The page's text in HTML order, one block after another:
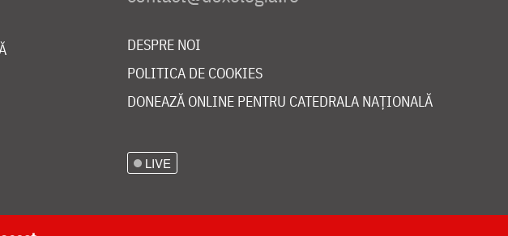
DESPRE NOI
POLITICA DE COOKIES
DONEAZĂ ONLINE PENTRU CATEDRALA NAȚIONALĂ
LIVE